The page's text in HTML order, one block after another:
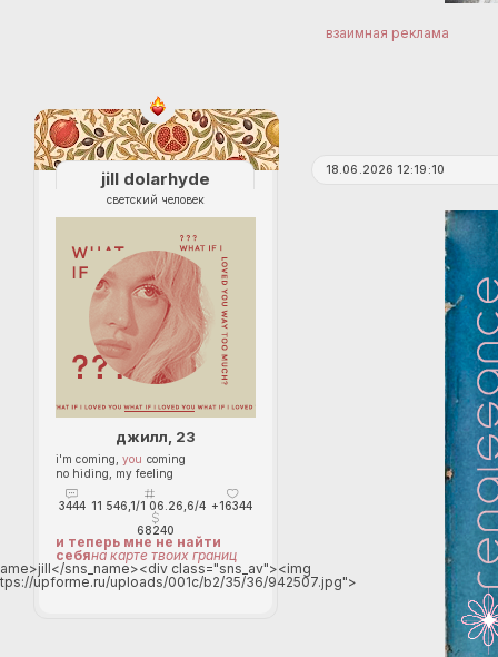
взаимная реклама
18.06.2026 12:19:10
jill dolarhyde
светский человек
джилл, 23
i'm coming,you coming
no hiding, my feeling
3444 11 546,1/1 06.26,6/4 +16344
68240
и теперь мне не найти
себяна карте твоих границ
sns_name><div class="sns_av"><img
upforme.ru/uploads/001c/b2/35/36/942507.jpg">